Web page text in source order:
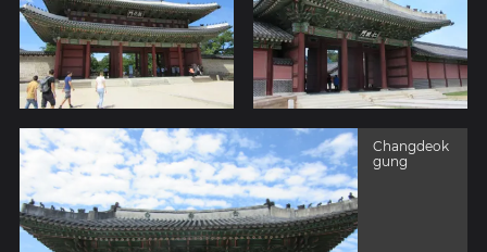
Changdeok
gung